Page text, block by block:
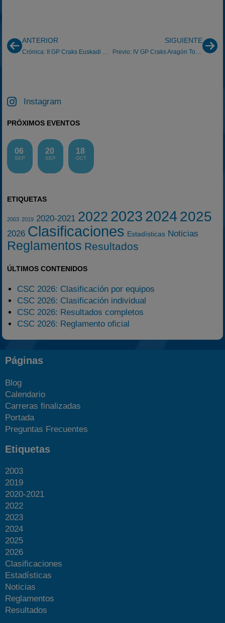
ANTERIOR
Crónica: II GP Craks Euskadi OcioKart Güeñes 15/04/2012
SIGUIENTE
Previo: IV GP Craks Aragón Torremocha 6/05/2012
Instagram
PRÓXIMOS EVENTOS
06
SEP
20
SEP
18
OCT
ETIQUETAS
2003 2019 2020-2021 2022 2023 20242025
2026 Clasificaciones Estadísticas Noticias
Reglamentos Resultados
ÚLTIMOS CONTENIDOS
CSC 2026: Clasificación por equipos
CSC 2026: Clasificación individual
CSC 2026: Resultados completos
CSC 2026: Reglamento oficial
Páginas
Blog
Calendario
Carreras finalizadas
Portada
Preguntas Frecuentes
Etiquetas
2003
2019
2020-2021
2022
2023
2024
2025
2026
Clasificaciones
Estadísticas
Noticias
Reglamentos
Resultados